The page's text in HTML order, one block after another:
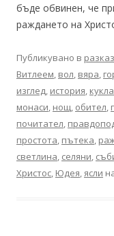
бъде обвинен, че
раждането на
Публикувано в разказ
Витлеем, вол, вяра,
изглед, история, кукла
монаси, нощ, обител,
почитател,
простота, пътека,
светлина, селяни,
Христос, Юдея,ясли